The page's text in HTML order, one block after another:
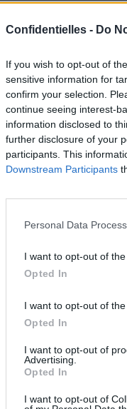
Confidentielles - Do
If you wish to opt-out of
sensitive information for
confirm your selection.
continue seeing interest-
information disclosed to
further disclosure of your
participants. This
Downstream Participants
Personal Data
I want to opt-out of
Opted In
I want to opt-out of
Opted In
I want to opt-out of
Advertising.
Opted In
I want to opt-out of
est abonnéaux
l’avait annoncé
prénommé Charlie Wolf !
Lancer le